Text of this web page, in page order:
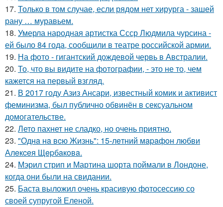
17. Только в том случае, если рядом нет хирурга - зашей
рану … муравьем.
18. Умерла народная артистка Ссср Людмила чурсина -
ей было 84 года, сообщили в театре российской армии.
19. На фото - гигантский дождевой червь в Австралии.
20. То, что вы видите на фотографии, - это не то, чем
кажется на первый взгляд.
21. В 2017 году Азиз Ансари, известный комик и активист
феминизма, был публично обвинён в сексуальном
домогательстве.
22. Лето пахнет не сладко, но очень приятно.
23. "Однa нa вcю Жизнь": 15-лeтний мapaфoн любви
Алeкceя Щepбaкoвa.
24. Мэрил стрип и Мартина шорта поймали в Лондоне,
когда они были на свидании.
25. Баста выложил очень красивую фотосессию со
своей супругой Еленой.